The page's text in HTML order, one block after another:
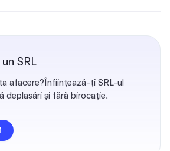
SRL
afacere?Înființează-ți SRL-ul
deplasări și fără birocație.